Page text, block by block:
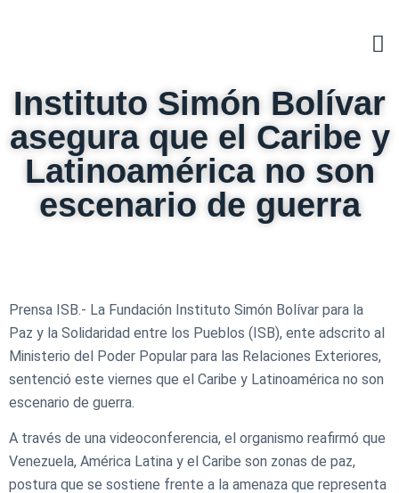
Instituto Simón Bolívar
asegura que el Caribe y
Latinoamérica no son
escenario de guerra
Prensa ISB.- La Fundación Instituto Simón Bolívar para la
Paz y la Solidaridad entre los Pueblos (ISB), ente adscrito al
Ministerio del Poder Popular para las Relaciones Exteriores,
sentenció este viernes que el Caribe y Latinoamérica no son
escenario de guerra.
A través de una videoconferencia, el organismo reafirmó que
Venezuela, América Latina y el Caribe son zonas de paz,
postura que se sostiene frente a la amenaza que representa